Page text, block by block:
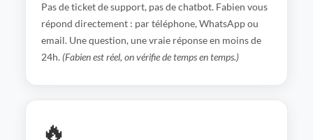
Pas de ticket de support, pas de chatbot. Fabien vous
répond directement : par téléphone, WhatsApp ou
email. Une question, une vraie réponse en moins de
24h. (Fabien est réel, on vérifie de temps en temps.)
🔥